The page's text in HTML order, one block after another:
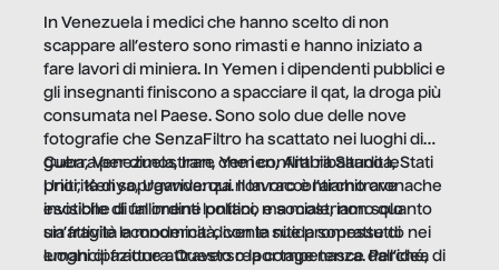
In Venezuela i medici che hanno scelto di non
scappare all’estero sono rimasti e hanno iniziato a
fare lavori di miniera. In Yemen i dipendenti pubblici e
gli insegnanti finiscono a spacciare il qat, la droga più
consumata nel Paese. Sono solo due delle nove
fotografie che SenzaFiltro ha scattato nei luoghi di
guerra per dimostrare che i conflitti ribaltano le
priorità di sopravvivenza. Il lavoro è l’architrave
invisibile di un ordine politico e sociale, non solo
un’attività economica: diventa nitida soprattutto nei
luoghi di frattura. Questo reportage nasce dall’idea
Cuba, Venezuela, Iran, Yemen, Arabia Saudita, Stati
Uniti, Kenya, Uganda: qui non raccontiamo cronache
esotiche di fallimenti lontani, ma mostriamo quanto
sia fragile la modernità, con le sue promesse di
emancipazione attraverso la competenza. Perché, di